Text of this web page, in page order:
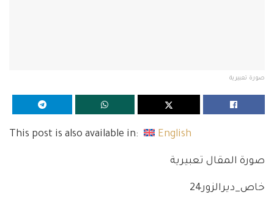
صورة تعبيرية
This post is also available in: English
صورة المقال تعبيرية
خاص_ديرالزور24